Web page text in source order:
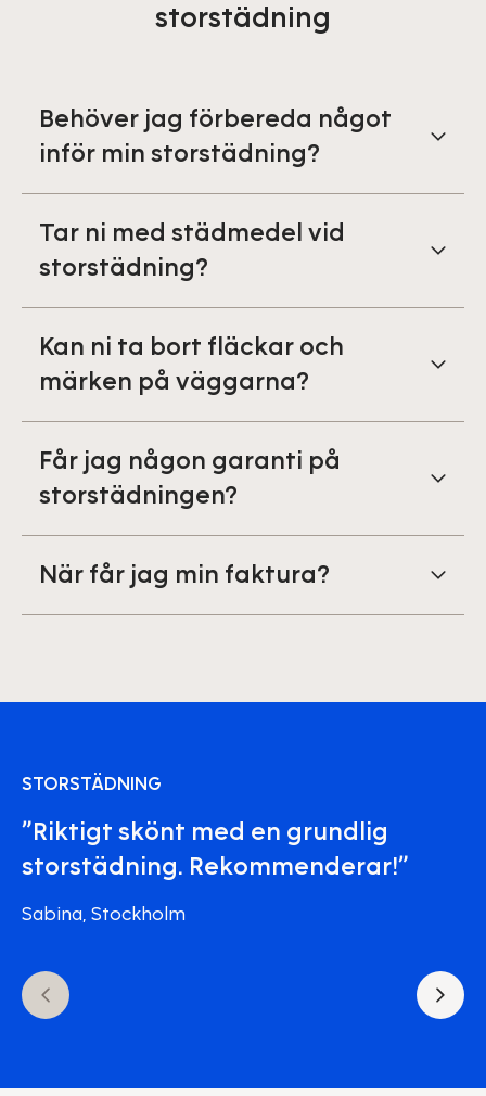
storstädning
Behöver jag förbereda något
inför min storstädning?
Tar ni med städmedel vid
storstädning?
Kan ni ta bort fläckar och
märken på väggarna?
Får jag någon garanti på
storstädningen?
När får jag min faktura?
STORSTÄDNING
”Riktigt skönt med en grundlig
storstädning. Rekommenderar!”
Sabina, Stockholm